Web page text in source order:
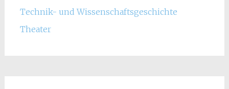
Technik- und Wissenschaftsgeschichte
Theater